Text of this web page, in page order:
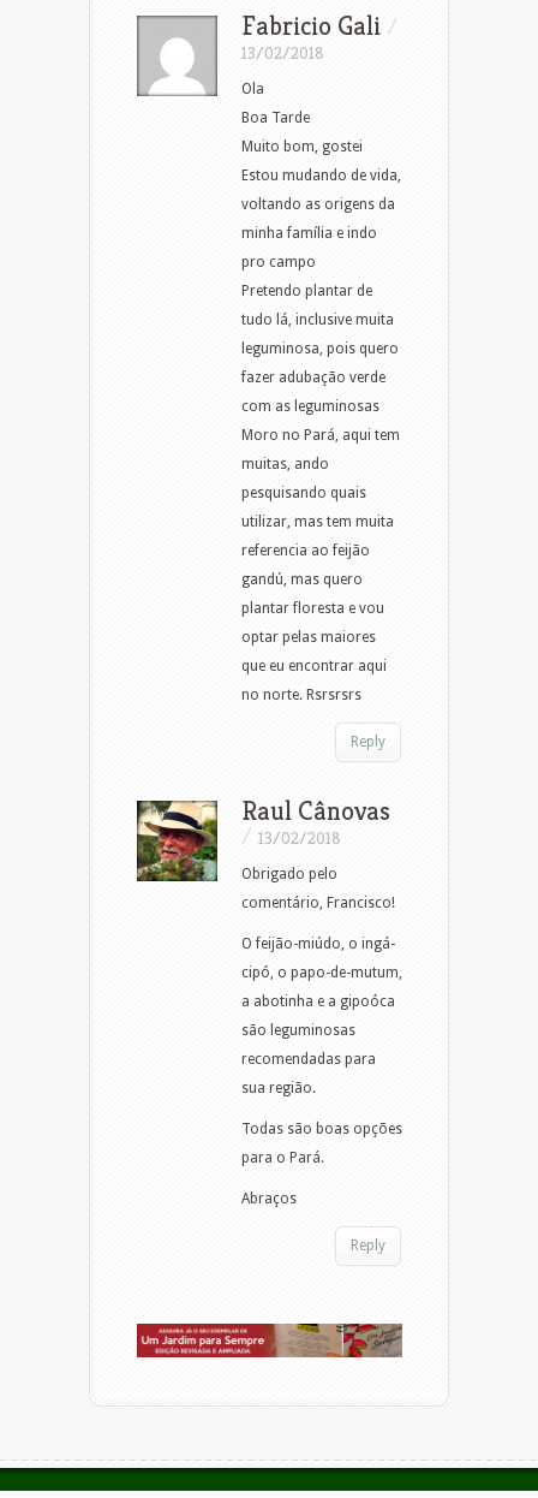
Fabricio Gali /
13/02/2018
Ola
Boa Tarde
Muito bom, gostei
Estou mudando de vida,
voltando as origens da
minha família e indo
pro campo
Pretendo plantar de
tudo lá, inclusive muita
leguminosa, pois quero
fazer adubação verde
com as leguminosas
Moro no Pará, aqui tem
muitas, ando
pesquisando quais
utilizar, mas tem muita
referencia ao feijão
gandú, mas quero
plantar floresta e vou
optar pelas maiores
que eu encontrar aqui
no norte. Rsrsrsrs
Reply
Raul Cânovas
/ 13/02/2018
Obrigado pelo
comentário, Francisco!
O feijão-miúdo, o ingá-
cipó, o papo-de-mutum,
a abotinha e a gipoóca
são leguminosas
recomendadas para
sua região.
Todas são boas opções
para o Pará.
Abraços
Reply